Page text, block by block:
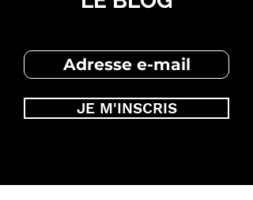
JE M'INSCRIS